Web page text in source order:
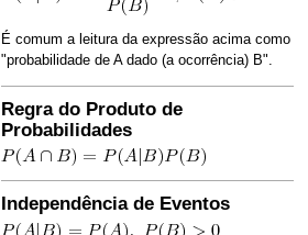
É comum a leitura da expressão acima como
"probabilidade de A dado (a ocorrência) B".
Regra do Produto de
Probabilidades
Independência de Eventos